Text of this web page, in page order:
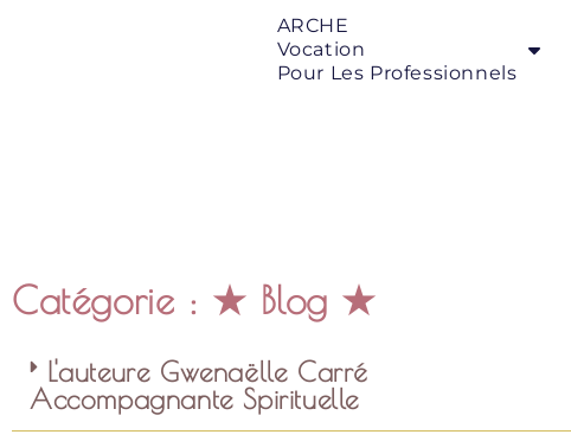
ARCHE
Vocation
Pour Les Professionnels
Catégorie : ★ Blog ★
L'auteure Gwenaëlle Carré
Accompagnante Spirituelle